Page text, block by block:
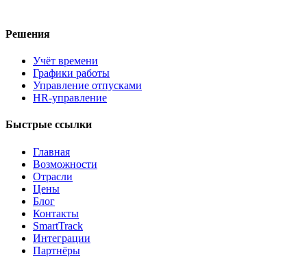
Решения
Учёт времени
Графики работы
Управление отпусками
HR-управление
Быстрые ссылки
Главная
Возможности
Отрасли
Цены
Блог
Контакты
SmartTrack
Интеграции
Партнёры